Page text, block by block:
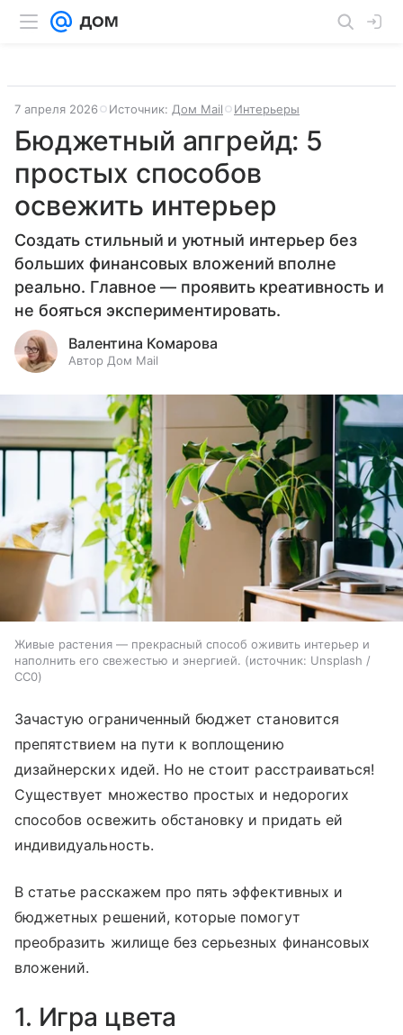
7 апреля 2026 Источник: Дом Mail Интерьеры
Бюджетный апгрейд: 5
простых способов
освежить интерьер
Создать стильный и уютный интерьер без
больших финансовых вложений вполне
реально. Главное — проявить креативность и
не бояться экспериментировать.
Валентина Комарова
Автор Дом Mail
Живые растения — прекрасный способ оживить интерьер и
наполнить его свежестью и энергией.
источник: Unsplash /
CC0
Зачастую ограниченный бюджет становится
препятствием на пути к воплощению
дизайнерских идей. Но не стоит расстраиваться!
Существует множество простых и недорогих
способов освежить обстановку и придать ей
индивидуальность.
В статье расскажем про пять эффективных и
бюджетных решений, которые помогут
преобразить жилище без серьезных финансовых
вложений.
1. Игра цвета